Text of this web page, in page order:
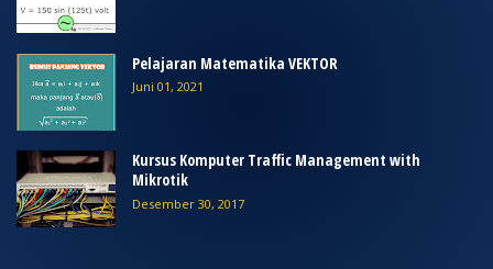
Pelajaran Matematika VEKTOR
Juni 01, 2021
Kursus Komputer Traffic Management with
Mikrotik
Desember 30, 2017